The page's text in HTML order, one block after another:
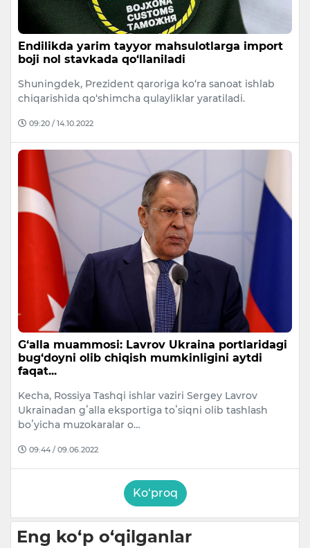
Endilikda yarim tayyor mahsulotlarga import
boji nol stavkada qo‘llaniladi
Shuningdek, Prezident qaroriga ko‘ra sanoat ishlab
chiqarishida qo‘shimcha qulayliklar yaratiladi.
09:20 / 14.10.2022
G‘alla muammosi: Lavrov Ukraina portlaridagi
bug‘doyni olib chiqish mumkinligini aytdi
faqat...
Kecha, Rossiya Tashqi ishlar vaziri Sergey Lavrov
Ukrainadan gʻalla eksportiga toʻsiqni olib tashlash
boʻyicha muzokaralar o…
09:44 / 09.06.2022
Ko‘proq
Eng ko‘p o‘qilganlar